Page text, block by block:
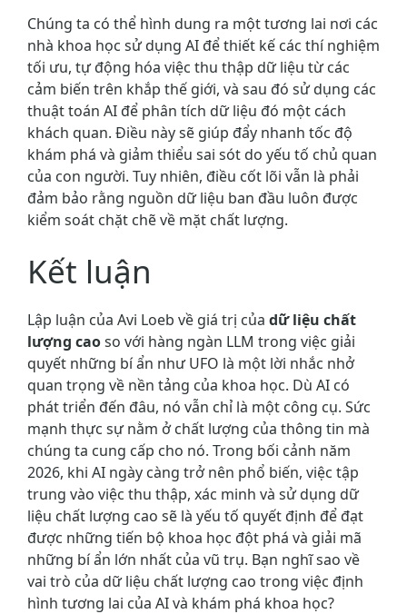
Chúng ta có thể hình dung ra một tương lai nơi các
nhà khoa học sử dụng AI để thiết kế các thí nghiệm
tối ưu, tự động hóa việc thu thập dữ liệu từ các
cảm biến trên khắp thế giới, và sau đó sử dụng các
thuật toán AI để phân tích dữ liệu đó một cách
khách quan. Điều này sẽ giúp đẩy nhanh tốc độ
khám phá và giảm thiểu sai sót do yếu tố chủ quan
của con người. Tuy nhiên, điều cốt lõi vẫn là phải
đảm bảo rằng nguồn dữ liệu ban đầu luôn được
kiểm soát chặt chẽ về mặt chất lượng.
Kết luận
Lập luận của Avi Loeb về giá trị của dữ liệu chất
lượng caoso với hàng ngàn LLM trong việc giải
quyết những bí ẩn như UFO là một lời nhắc nhở
quan trọng về nền tảng của khoa học. Dù AI có
phát triển đến đâu, nó vẫn chỉ là một công cụ. Sức
mạnh thực sự nằm ở chất lượng của thông tin mà
chúng ta cung cấp cho nó. Trong bối cảnh năm
2026, khi AI ngày càng trở nên phổ biến, việc tập
trung vào việc thu thập, xác minh và sử dụng dữ
liệu chất lượng cao sẽ là yếu tố quyết định để đạt
được những tiến bộ khoa học đột phá và giải mã
những bí ẩn lớn nhất của vũ trụ. Bạn nghĩ sao về
vai trò của dữ liệu chất lượng cao trong việc định
hình tương lai của AI và khám phá khoa học?